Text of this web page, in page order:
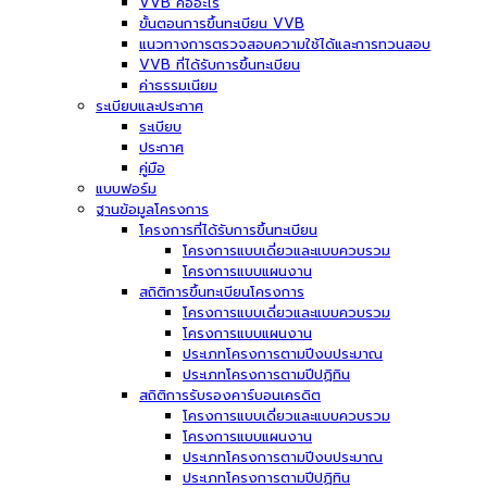
ขั้นตอนการขึ้นทะเบียน VVB
แนวทางการตรวจสอบความใช้ได้และการทวนสอบ
VVB ที่ได้รับการขึ้นทะเบียน
ค่าธรรมเนียม
ระเบียบและประกาศ
ระเบียบ
ประกาศ
คู่มือ
แบบฟอร์ม
ฐานข้อมูลโครงการ
โครงการที่ได้รับการขึ้นทะเบียน
โครงการแบบเดี่ยวและแบบควบรวม
โครงการแบบแผนงาน
สถิติการขึ้นทะเบียนโครงการ
โครงการแบบเดี่ยวและแบบควบรวม
โครงการแบบแผนงาน
ประเภทโครงการตามปีงบประมาณ
ประเภทโครงการตามปีปฏิทิน
สถิติการรับรองคาร์บอนเครดิต
โครงการแบบเดี่ยวและแบบควบรวม
โครงการแบบแผนงาน
ประเภทโครงการตามปีงบประมาณ
ประเภทโครงการตามปีปฏิทิน